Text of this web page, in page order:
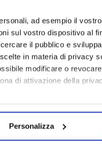
ad esempio il
sul vostro dispositivo al
il pubblico e
in materia di privacy
modificare o
di attivazione della
attivamente alla ricerca di
Personalizza